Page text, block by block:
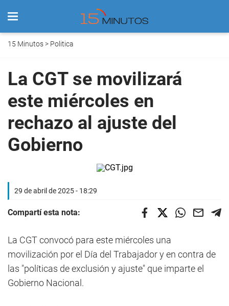
15 Minutos> Politica
La CGT se movilizará
este miércoles en
rechazo al ajuste del
Gobierno
29 de abril de 2025 - 18:29
Compartí esta nota:
La CGT convocó para este miércoles una
movilización por el Día del Trabajador y en contra de
las "políticas de exclusión y ajuste" que imparte el
Gobierno Nacional.